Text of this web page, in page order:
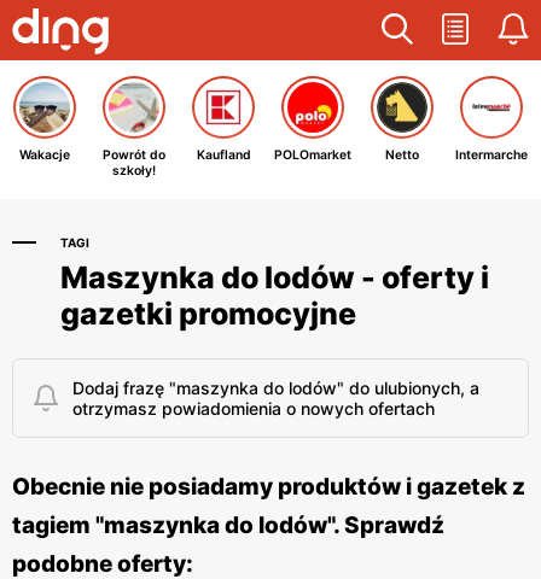
Wakacje
Powrót do
szkoły!
Kaufland POLOmarket Netto Intermarche
TAGI
Maszynka do lodów - oferty i
gazetki promocyjne
Dodaj frazę "maszynka do lodów" do ulubionych, a
otrzymasz powiadomienia o nowych ofertach
Obecnie nie posiadamy produktów i gazetek z
tagiem "maszynka do lodów". Sprawdź
podobne oferty: